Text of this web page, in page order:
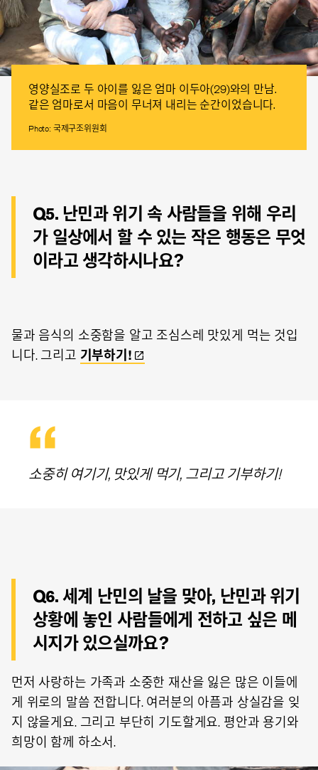
영양실조로 두 아이를 잃은 엄마 이두아(29)와의 만남.
같은 엄마로서 마음이 무너져 내리는 순간이었습니다.
Photo: 국제구조위원회
Q5. 난민과 위기 속 사람들을 위해 우리
가 일상에서 할 수 있는 작은 행동은 무엇
이라고 생각하시나요?
물과 음식의 소중함을 알고 조심스레 맛있게 먹는 것입
니다. 그리고 기부하기!
소중히 여기기, 맛있게 먹기, 그리고 기부하기!
Q6. 세계 난민의 날을 맞아, 난민과 위기
상황에 놓인 사람들에게 전하고 싶은 메
시지가 있으실까요?
먼저 사랑하는 가족과 소중한 재산을 잃은 많은 이들에
게 위로의 말씀 전합니다. 여러분의 아픔과 상실감을 잊
지 않을게요. 그리고 부단히 기도할게요. 평안과 용기와
희망이 함께 하소서.